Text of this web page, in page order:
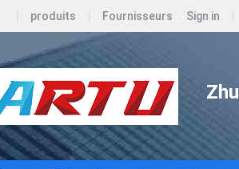
produits Fournisseurs Sign in